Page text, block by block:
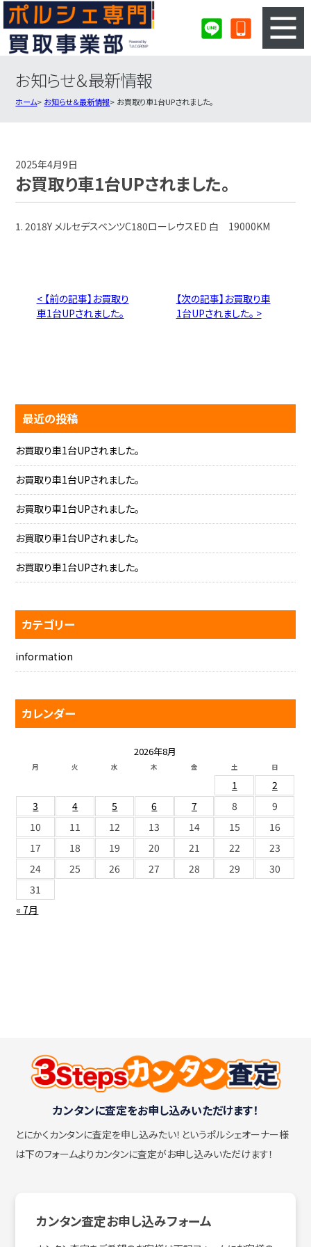
3ステップのカンタン査定
ポルシェ買取実績
お知らせ＆最新情報
ホーム お知らせ＆最新情報 お買取り車1台UPされました。
2025年4月9日
お買取り車1台UPされました。
1. 2018Y メルセデスベンツC180ローレウスED 白 19000KM
< 【前の記事】お買取り
車1台UPされました。
【次の記事】お買取り車
1台UPされました。 >
最近の投稿
お買取り車1台UPされました。
お買取り車1台UPされました。
お買取り車1台UPされました。
お買取り車1台UPされました。
お買取り車1台UPされました。
カテゴリー
information
カレンダー
2026年8月
月 火 水 木 金 土 日
« 7月
1
2
3
4 5 6 7 8
9
10
11 12 13 14 15
16
17
18 19 20 21 22
23
24
25 26 27 28 29
30
31
カンタンに査定をお申し込みいただけます！
とにかくカンタンに査定を申し込みたい！ というポルシェオーナー様
は下のフォームよりカンタンに査定がお申し込みいただけます！
カンタン査定お申し込みフォーム